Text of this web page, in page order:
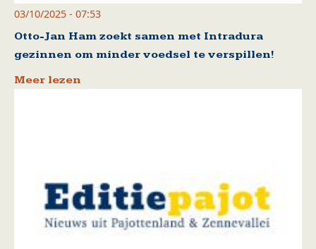
03/10/2025 - 07:53
Otto-Jan Ham zoekt samen met Intradura
gezinnen om minder voedsel te verspillen!
Meer lezen